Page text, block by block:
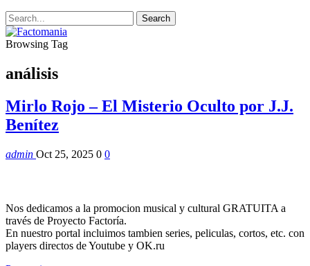
Browsing Tag
análisis
Mirlo Rojo – El Misterio Oculto por J.J.
Benítez
admin Oct 25, 2025 0 0
Nos dedicamos a la promocion musical y cultural GRATUITA a
través de Proyecto Factoría.
En nuestro portal incluimos tambien series, peliculas, cortos, etc. con
players directos de Youtube y OK.ru